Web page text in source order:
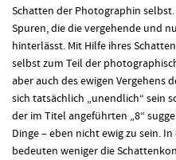
Schatten der Photographin
Spuren, die die vergehende und
hinterlässt. Mit Hilfe ihres
selbst zum Teil der
aber auch des ewigen Vergehens
sich tatsächlich „unendlich“ sein
der im Titel angeführten „8“
Dinge – eben nicht ewig zu sein.
bedeuten weniger die